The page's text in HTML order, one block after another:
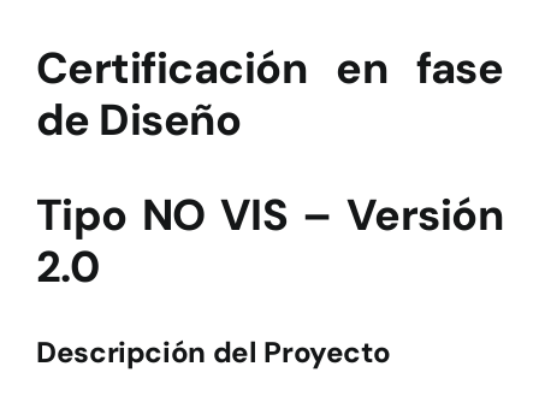
Certificación en fase
de Diseño
Tipo NO VIS – Versión
2.0
Descripción del Proyecto